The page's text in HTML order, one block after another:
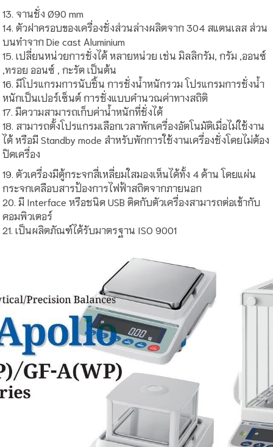
13. จานชั่ง Ø90 mm
14. ตัวฝาครอบของเครื่องชั่งส่วนล่างผลิตจาก 304 สแตนเลส ส่วน
บนทำจาก Die cast Aluminium
15. เปลี่ยนหน่วยการชั่งได้ หลายหน่วย เช่น มิลลิกรัม, กรัม ,ออนซ์
,ทรอย ออนซ์ , กะรัต เป็นต้น
16. มีโปรแกรมการนับชิ้น การชั่งน้ำหนักรวม โปรแกรมการชั่งน้ำ
หนักเป็นเปอร์เซ็นต์ การชั่งแบบคำนวณค่าทางสถิติ
17. มีความสามารถเก็บค่าน้ำหนักที่ชั่งได้
18. สามารถตั้งโปรแกรมเลือกเวลาพักเครื่องอัตโนมัติเมื่อไม่ใช้งาน
ได้ หรือมี Standby mode สำหรับพักการใช้งานเครื่องชั่งโดยไม่ต้อง
ปิดเครื่อง
19. ตัวเครื่องมีตู้กระจกสี่เหลี่ยมใสมองเห็นได้ทั้ง 4 ด้าน โดยแผ่น
กระจกเคลือบสารป้องการไฟฟ้าสถิตจากภายนอก
20. มี Interface หรือชนิด USB ติดกับตัวเครื่องสามารถต่อเข้ากับ
คอมพิวเตอร์
21. เป็นผลิตภัณฑ์ได้รับมาตรฐาน ISO 9001